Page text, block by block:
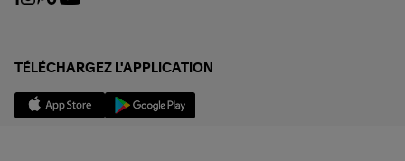
TÉLÉCHARGEZ L'APPLICATION